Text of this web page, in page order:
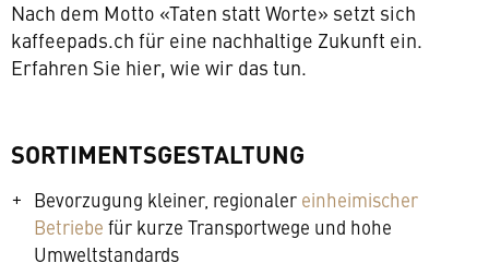
Nach dem Motto «Taten statt Worte» setzt sich
kaffeepads.ch für eine nachhaltige Zukunft ein.
Erfahren Sie hier, wie wir das tun.
SORTIMENTSGESTALTUNG
Bevorzugung kleiner, regionaler einheimischer
Betriebe für kurze Transportwege und hohe
Umweltstandards